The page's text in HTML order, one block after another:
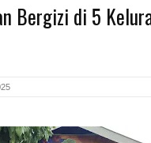
Bergizi di 5